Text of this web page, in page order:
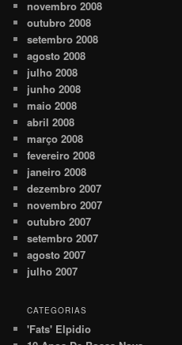
novembro 2008
outubro 2008
setembro 2008
agosto 2008
julho 2008
junho 2008
maio 2008
abril 2008
março 2008
fevereiro 2008
janeiro 2008
dezembro 2007
novembro 2007
outubro 2007
setembro 2007
agosto 2007
julho 2007
CATEGORIAS
'Fats' Elpidio